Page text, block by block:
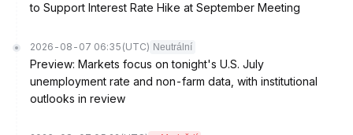
to Support Interest Rate Hike at September Meeting
2026-08-07 06:35 (UTC) Neutrální
Preview: Markets focus on tonight's U.S. July
unemployment rate and non-farm data, with institutional
outlooks in review